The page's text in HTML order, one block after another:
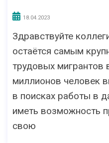
18.04.2023
Здравствуйте
остаётся самым
трудовых мигрантов
миллионов человек
в поисках работы в
иметь возможность
свою